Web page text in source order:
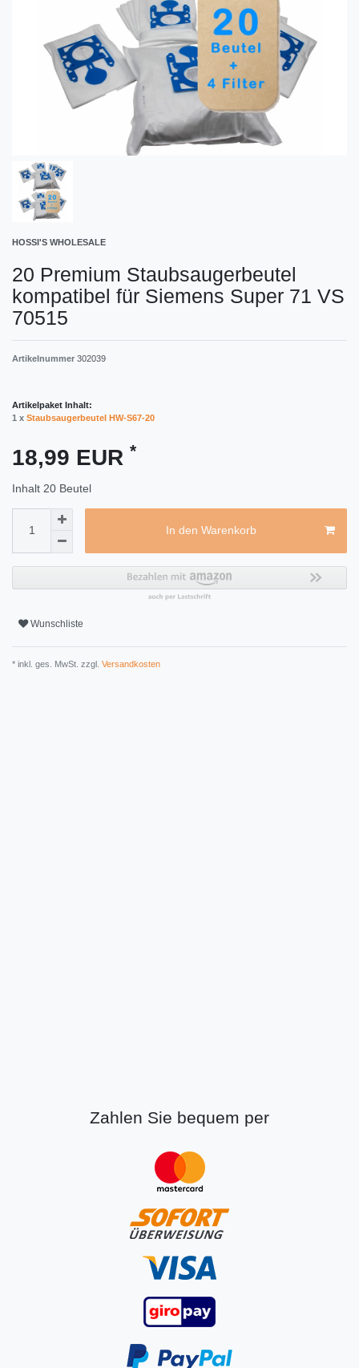
HOSSI'S WHOLESALE
20 Premium Staubsaugerbeutel
kompatibel für Siemens Super 71 VS
70515
Artikelnummer 302039
Artikelpaket Inhalt:
1 x Staubsaugerbeutel HW-S67-20
18,99 EUR *
Inhalt 20 Beutel
In den Warenkorb
Wunschliste
* inkl. ges. MwSt. zzgl. Versandkosten
Zahlen Sie bequem per